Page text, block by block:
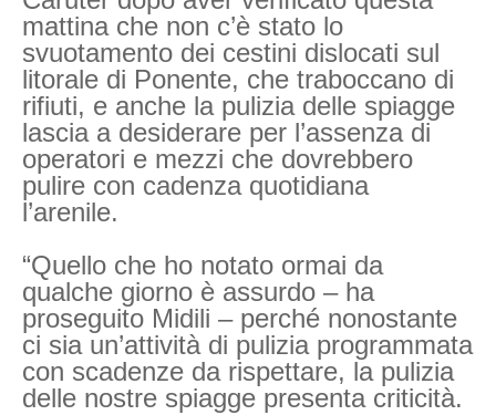
mattina che non c’è stato lo
svuotamento dei cestini dislocati sul
litorale di Ponente, che traboccano di
rifiuti, e anche la pulizia delle spiagge
lascia a desiderare per l’assenza di
operatori e mezzi che dovrebbero
pulire con cadenza quotidiana
l’arenile.
“Quello che ho notato ormai da
qualche giorno è assurdo – ha
proseguito Midili – perché nonostante
ci sia un’attività di pulizia programmata
con scadenze da rispettare, la pulizia
delle nostre spiagge presenta criticità.